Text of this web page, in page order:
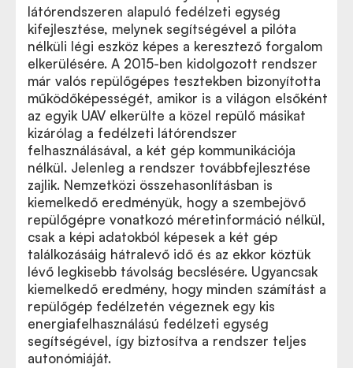
látórendszeren alapuló fedélzeti egység
kifejlesztése, melynek segítségével a pilóta
nélküli légi eszköz képes a keresztező forgalom
elkerülésére. A 2015-ben kidolgozott rendszer
már valós repülőgépes tesztekben bizonyította
működőképességét, amikor is a világon elsőként
az egyik UAV elkerülte a közel repülő másikat
kizárólag a fedélzeti látórendszer
felhasználásával, a két gép kommunikációja
nélkül. Jelenleg a rendszer továbbfejlesztése
zajlik. Nemzetközi összehasonlításban is
kiemelkedő eredményük, hogy a szembejövő
repülőgépre vonatkozó méretinformáció nélkül,
csak a képi adatokból képesek a két gép
találkozásáig hátralevő idő és az ekkor köztük
lévő legkisebb távolság becslésére. Ugyancsak
kiemelkedő eredmény, hogy minden számítást a
repülőgép fedélzetén végeznek egy kis
energiafelhasználású fedélzeti egység
segítségével, így biztosítva a rendszer teljes
autonómiáját.